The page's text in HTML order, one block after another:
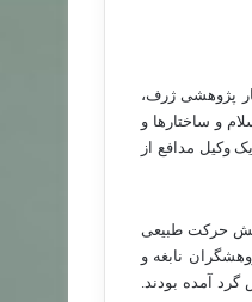
پژوهشی ژرف،
و ساختارها و
وکیل مدافع از
حرکت طبیعی
نابغه و
آمده بودند.